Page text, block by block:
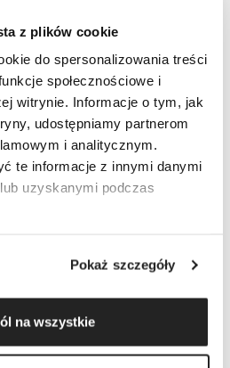
z plików cookie
do spersonalizowania treści
społecznościowe i
witrynie. Informacje o tym, jak
udostępniamy partnerom
i analitycznym.
te informacje z innymi danymi
uzyskanymi podczas
Pokaż szczegóły
na wszystkie